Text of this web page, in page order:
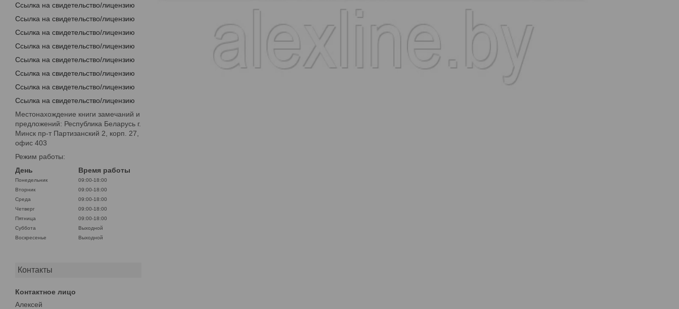
Ссылка на свидетельство/лицензию
Ссылка на свидетельство/лицензию
Ссылка на свидетельство/лицензию
Ссылка на свидетельство/лицензию
Ссылка на свидетельство/лицензию
Ссылка на свидетельство/лицензию
Ссылка на свидетельство/лицензию
Ссылка на свидетельство/лицензию
Местонахождение книги замечаний и
предложений: Республика Беларусь г.
Минск пр-т Партизанский 2, корп. 27,
офис 403
Режим работы:
День
Время работы
Понедельник
09:00-18:00
Вторник
09:00-18:00
Среда
09:00-18:00
Четверг
09:00-18:00
Пятница
09:00-18:00
Суббота
Выходной
Воскресенье
Выходной
Контакты
Алексей